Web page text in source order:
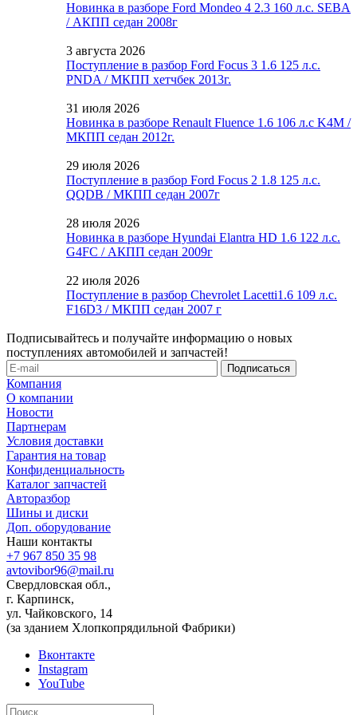
Новинка в разборе Ford Mondeo 4 2.3 160 л.с. SEBA
/ АКПП седан 2008г
3 августа 2026
Поступление в разбор Ford Focus 3 1.6 125 л.с.
PNDA / МКПП хетчбек 2013г.
31 июля 2026
Новинка в разборе Renault Fluence 1.6 106 л.с K4M /
МКПП седан 2012г.
29 июля 2026
Поступление в разбор Ford Focus 2 1.8 125 л.с.
QQDB / МКПП седан 2007г
28 июля 2026
Новинка в разборе Hyundai Elantra HD 1.6 122 л.с.
G4FC / АКПП седан 2009г
22 июля 2026
Поступление в разбор Chevrolet Lacetti1.6 109 л.с.
F16D3 / МКПП седан 2007 г
Подписывайтесь и получайте информацию о новых
поступлениях автомобилей и запчастей!
Компания
О компании
Новости
Партнерам
Условия доставки
Гарантия на товар
Конфиденциальность
Каталог запчастей
Авторазбор
Шины и диски
Доп. оборудование
Наши контакты
+7 967 850 35 98
avtovibor96@mail.ru
Свердловская обл.,
г. Карпинск,
ул. Чайковского, 14
(за зданием Хлопкопрядильной Фабрики)
Вконтакте
Instagram
YouTube